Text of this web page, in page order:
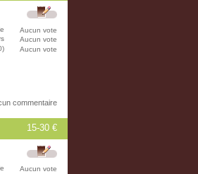
Aucun vote
Aucun vote
Aucun vote
commentaire
15-30 €
Aucun vote